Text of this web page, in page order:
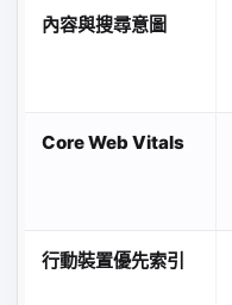
內容與搜尋意圖
Core Web Vitals
行動裝置優先索引